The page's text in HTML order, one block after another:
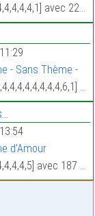
avec 225 Mots.
- Sans Thème -
avec 386 Mots.
d'Amour
avec 187 Mots.